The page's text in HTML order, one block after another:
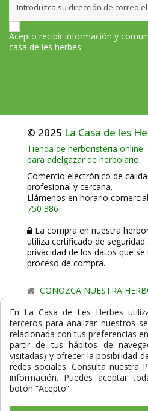
Acepto recibir información y
casa de les herbes
© 2025 La Casa de les
Tienda de herboristeria online
para adelgazar de herbolario.
Comercio electrónico de
profesional y cercana.
Llámenos en horario
750 386
La compra en nuestra
utiliza certificado de seguridad
privacidad de los datos que
proceso de compra.
CONOZCA NUESTRA
comercio de proximidad de La
Powered byGesdi.com E-
profesionales y seguras
Formas de Pago
En La Casa de Les Herbes
terceros para analizar nuestros
relacionada con tus preferencias
partir de tus hábitos de
visitadas) y ofrecer la posibilidad
redes sociales. Consulta nuestra
información. Puedes aceptar
botón “Acepto”.